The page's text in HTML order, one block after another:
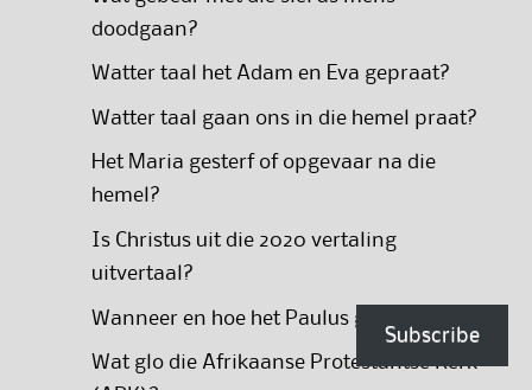
doodgaan?
Watter taal het Adam en Eva gepraat?
Watter taal gaan ons in die hemel praat?
Het Maria gesterf of opgevaar na die
hemel?
Is Christus uit die 2020 vertaling
uitvertaal?
Wanneer en hoe het Paulus gesterf?
Wat glo die Afrikaanse Protestantse Kerk
Subscribe